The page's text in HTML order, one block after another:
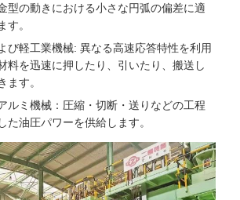
型の動きにおける小さな円弧の偏差に適
す。
び軽工業機械: 異なる高速応答特性を利用
料を迅速に押したり、引いたり、搬送し
ます。
ルミ機械：圧縮・切断・送りなどの工程
た油圧パワーを供給します。